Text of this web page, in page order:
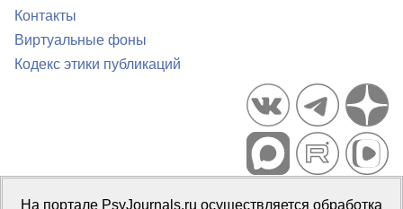
Контакты
Виртуальные фоны
Кодекс этики публикаций
Портал психологических изданий PsyJournals.ru, 2007–2026
На портале PsyJournals.ru осуществляется обработка